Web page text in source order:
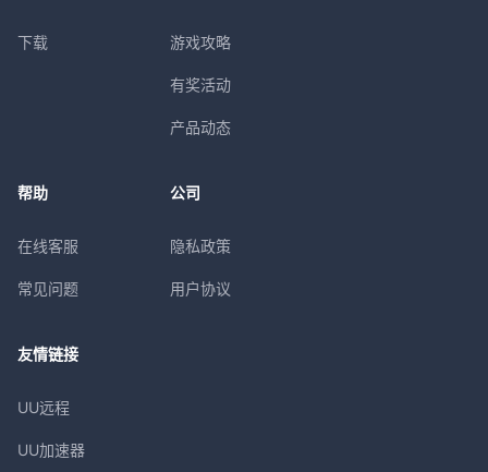
下载 游戏攻略
有奖活动
产品动态
帮助
在线客服
常见问题
公司
隐私政策
用户协议
友情链接
UU远程
UU加速器